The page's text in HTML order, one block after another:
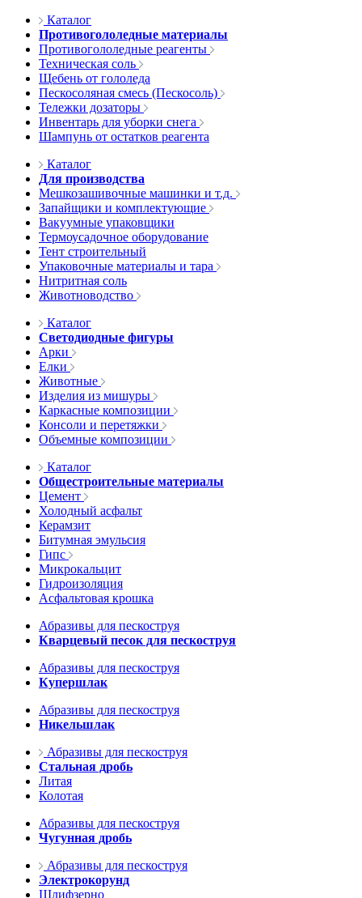
Каталог
Противогололедные материалы
Противогололедные реагенты
Техническая соль
Щебень от гололеда
Пескосоляная смесь (Пескосоль)
Тележки дозаторы
Инвентарь для уборки снега
Шампунь от остатков реагента
Каталог
Для производства
Мешкозашивочные машинки и т.д.
Запайщики и комплектующие
Вакуумные упаковщики
Термоусадочное оборудование
Тент строительный
Упаковочные материалы и тара
Нитритная соль
Животноводство
Каталог
Светодиодные фигуры
Арки
Елки
Животные
Изделия из мишуры
Каркасные композиции
Консоли и перетяжки
Объемные композиции
Каталог
Общестроительные материалы
Цемент
Холодный асфальт
Керамзит
Битумная эмульсия
Гипс
Микрокальцит
Гидроизоляция
Асфальтовая крошка
Абразивы для пескоструя
Кварцевый песок для пескоструя
Абразивы для пескоструя
Купершлак
Абразивы для пескоструя
Никельшлак
Абразивы для пескоструя
Стальная дробь
Литая
Колотая
Абразивы для пескоструя
Чугунная дробь
Абразивы для пескоструя
Электрокорунд
Шлифзерно